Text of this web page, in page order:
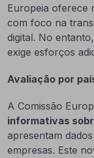
Europeia oferece
com foco na
digital. No
exige esforços
Avaliação por
A Comissão
informativas
apresentam
empresas. Este